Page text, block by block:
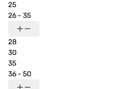
25
26 - 35
28
30
35
36 - 50